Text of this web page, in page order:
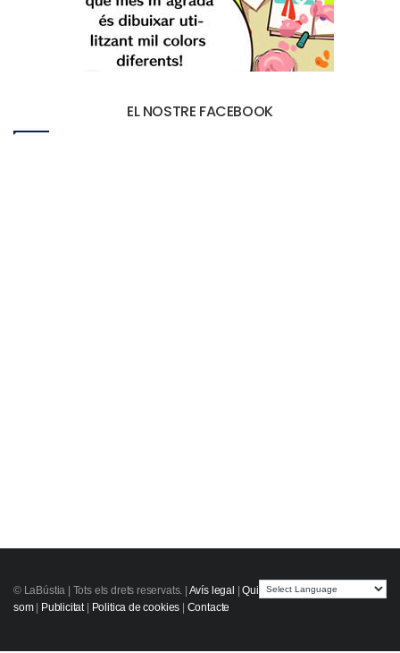
EL NOSTRE FACEBOOK
© LaBústia | Tots els drets reservats. Avís legal |Qui
som| Publicitat| Politica de cookies Contacte